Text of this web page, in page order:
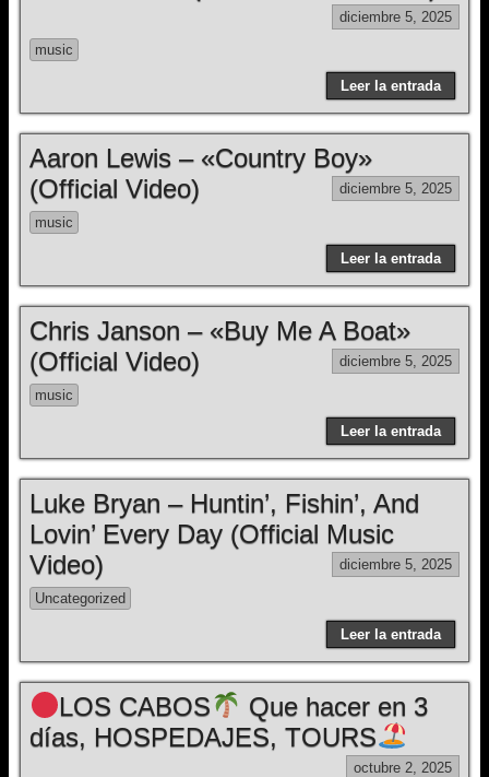
diciembre 5, 2025
music
Leer la entrada
Aaron Lewis – «Country Boy»
(Official Video)
diciembre 5, 2025
music
Leer la entrada
Chris Janson – «Buy Me A Boat»
(Official Video)
diciembre 5, 2025
music
Leer la entrada
Luke Bryan – Huntin’, Fishin’, And
Lovin’ Every Day (Official Music
Video)
diciembre 5, 2025
Uncategorized
Leer la entrada
LOS CABOS
Que hacer en 3
días, HOSPEDAJES, TOURS
octubre 2, 2025